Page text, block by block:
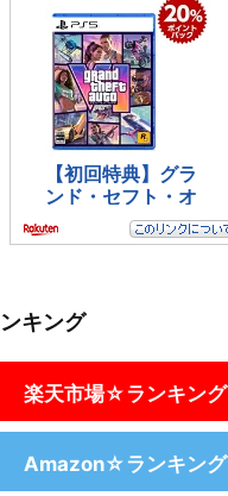
キング
楽天市場☆ランキング
Amazon☆ランキング